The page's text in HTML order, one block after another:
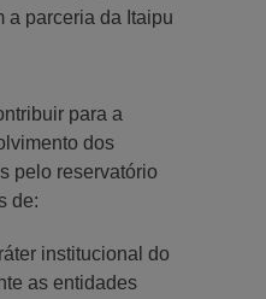
a parceria da Itaipu
para a
dos
pelo reservatório
de:
institucional do
as entidades